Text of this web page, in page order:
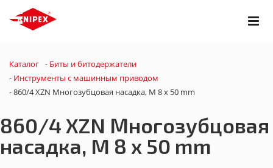
Каталог - Биты и битодержатели
- Инструменты с машинным приводом
-860/4 XZN Многозубцовая насадка, M 8 x 50 mm
860/4 XZN Многозубцовая
насадка, M 8 x 50 mm